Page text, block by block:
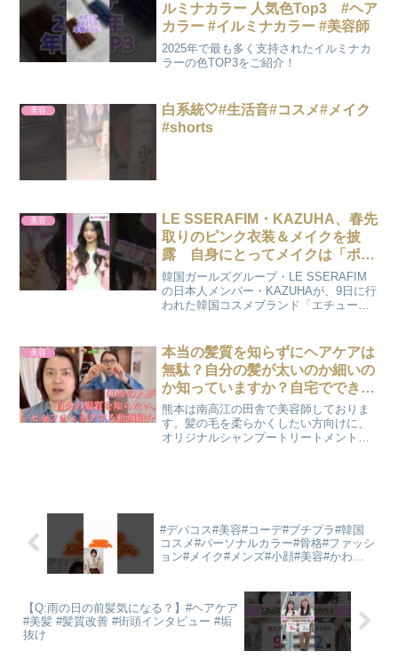
ルミナカラー 人気色Top3 #ヘア
カラー #イルミナカラー #美容師
2025年で最も多く支持されたイルミナカ
ラーの色TOP3をご紹介！
美容
白系統🤍#生活音#コスメ#メイク
#shorts
美容
LE SSERAFIM・KAZUHA、春先
取りのピンク衣装＆メイクを披
露 自身にとってメイクは「ポジ
ティブな力をくれる」
韓国ガールズグループ・LE SSERAFIM
の日本人メンバー・KAZUHAが、9日に行
われた韓国コスメブランド「エチュー
美容
本当の髪質を知らずにヘアケアは
無駄？自分の髪が太いのか細いの
か知っていますか？自宅でできる
チェック法とは
熊本は南高江の田舎で美容師しておりま
す。髪の毛を柔らかくしたい方向けに、
オリジナルシャンプートリートメントを
#デパコス#美容#コーデ#プチプラ#韓国
コスメ#パーソナルカラー#骨格#ファッシ
ョン#メイク#メンズ#小顔#美容#かわい
【Q:雨の日の前髪気になる？】#ヘアケア
#美髪 #髪質改善 #街頭インタビュー #垢
抜け